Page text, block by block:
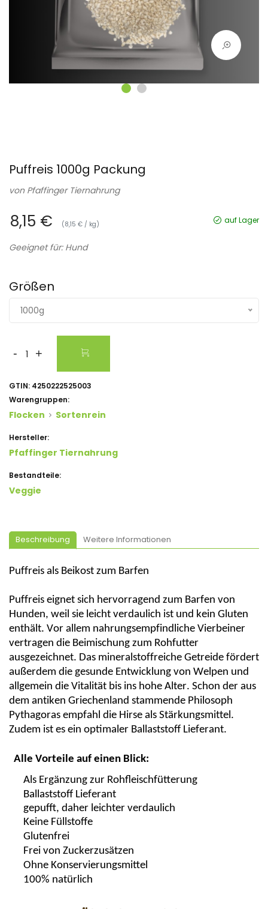
Puffreis 1000g Packung
von Pfaffinger Tiernahrung
8,15 € (8,15 € / kg) auf Lager
Geeignet für: Hund
Größen
1000g
- +
GTIN: 4250222525003
Warengruppen:
Flocken Sortenrein
Hersteller:
Pfaffinger Tiernahrung
Bestandteile:
Veggie
Beschreibung Weitere Informationen
Puffreis als Beikost zum Barfen
Puffreis eignet sich hervorragend zum Barfen von
Hunden, weil sie leicht verdaulich ist und kein Gluten
enthält. Vor allem nahrungsempfindliche Vierbeiner
vertragen die Beimischung zum Rohfutter
ausgezeichnet. Das mineralstoffreiche Getreide fördert
außerdem die gesunde Entwicklung von Welpen und
allgemein die Vitalität bis ins hohe Alter. Schon der aus
dem antiken Griechenland stammende Philosoph
Pythagoras empfahl die Hirse als Stärkungsmittel.
Zudem ist es ein optimaler Ballaststoff Lieferant.
Alle Vorteile auf einen Blick:
Als Ergänzung zur Rohfleischfütterung
Ballaststoff Lieferant
gepufft, daher leichter verdaulich
Keine Füllstoffe
Glutenfrei
Frei von Zuckerzusätzen
Ohne Konservierungsmittel
100% natürlich